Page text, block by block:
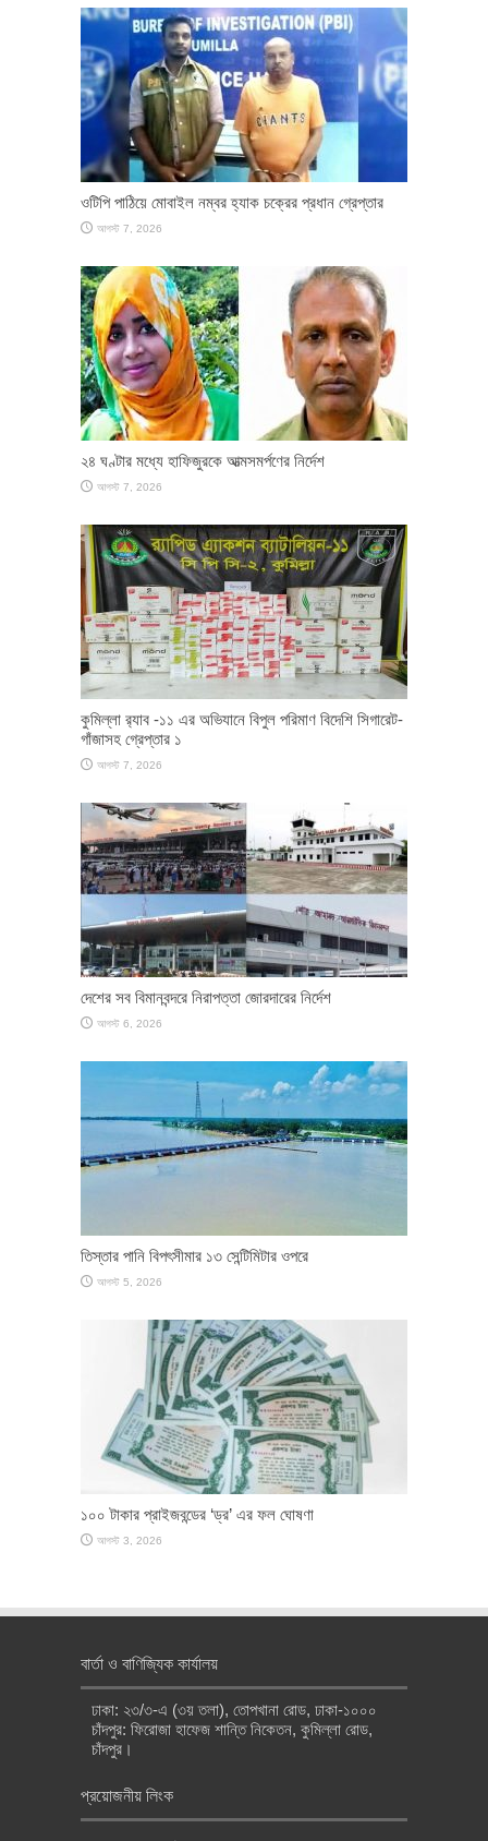
ওটিপি পাঠিয়ে মোবাইল নম্বর হ্যাক চক্রের প্রধান গ্রেপ্তার
আগস্ট 7, 2026
২৪ ঘণ্টার মধ্যে হাফিজুরকে আত্মসমর্পণের নির্দেশ
আগস্ট 7, 2026
কুমিল্লা র‌্যাব -১১ এর অভিযানে বিপুল পরিমাণ বিদেশি সিগারেট-
গাঁজাসহ গ্রেপ্তার ১
আগস্ট 7, 2026
দেশের সব বিমানবন্দরে নিরাপত্তা জোরদারের নির্দেশ
আগস্ট 6, 2026
তিস্তার পানি বিপৎসীমার ১৩ সেন্টিমিটার ওপরে
আগস্ট 5, 2026
১০০ টাকার প্রাইজবন্ডের ‘ড্র’ এর ফল ঘোষণা
আগস্ট 3, 2026
বার্তা ও বাণিজ্যিক কার্যালয়
ঢাকা: ২৩/৩-এ (৩য় তলা), তোপখানা রোড, ঢাকা-১০০০
চাঁদপুর: ফিরোজা হাফেজ শান্তি নিকেতন, কুমিল্লা রোড,
চাঁদপুর।
প্রয়োজনীয় লিংক